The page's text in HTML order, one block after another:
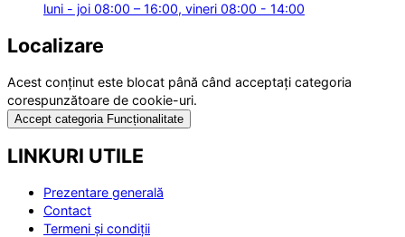
luni - joi 08:00 – 16:00, vineri 08:00 - 14:00
Localizare
Acest conținut este blocat până când acceptați categoria
corespunzătoare de cookie-uri.
Accept categoria Funcționalitate
LINKURI UTILE
Prezentare generală
Contact
Termeni și condiții